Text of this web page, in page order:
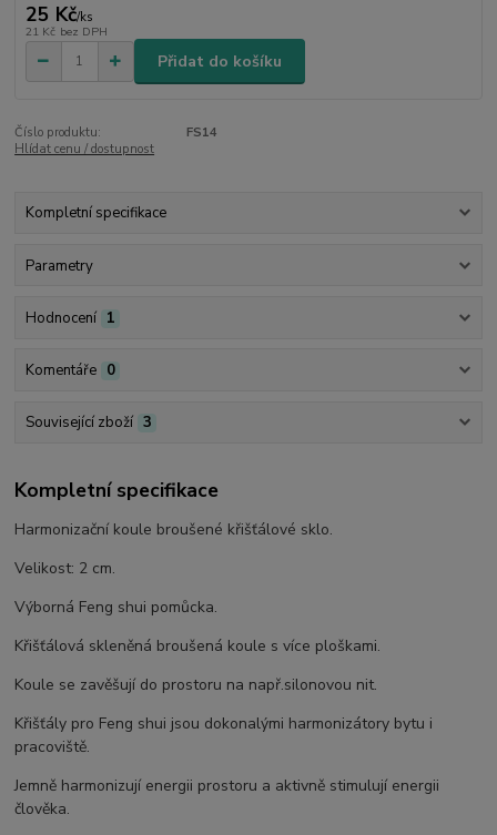
25 Kč/ks
21 Kč bez DPH
Přidat do košíku
Číslo produktu:
FS14
Hlídat cenu / dostupnost
Kompletní specifikace
Parametry
Hodnocení 1
Komentáře 0
Související zboží 3
Kompletní specifikace
Harmonizační koule broušené křišťálové sklo.
Velikost: 2 cm.
Výborná Feng shui pomůcka.
Křišťálová skleněná broušená koule s více ploškami.
Koule se zavěšují do prostoru na např.silonovou nit.
Křišťály pro Feng shui jsou dokonalými harmonizátory bytu i
pracoviště.
Jemně harmonizují energii prostoru a aktivně stimulují energii
člověka.